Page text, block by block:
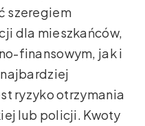
szeregiem
dla mieszkańców,
finansowym, jak i
ryzyko otrzymania
lub policji. Kwoty